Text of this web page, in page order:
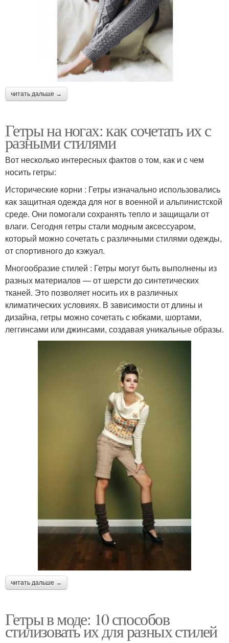
читать дальше →
Гетры на ногах: как сочетать их с
разными стилями
Вот несколько интересных фактов о том, как и с чем
носить гетры:
Исторические корни : Гетры изначально использовались
как защитная одежда для ног в военной и альпинистской
среде. Они помогали сохранять тепло и защищали от
влаги. Сегодня гетры стали модным аксессуаром,
который можно сочетать с различными стилями одежды,
от спортивного до кэжуал.
Многообразие стилей : Гетры могут быть выполнены из
разных материалов — от шерсти до синтетических
тканей. Это позволяет носить их в различных
климатических условиях. В зависимости от длины и
дизайна, гетры можно сочетать с юбками, шортами,
леггинсами или джинсами, создавая уникальные образы.
читать дальше →
Гетры в моде: 10 способов
стилизовать их для разных стилей